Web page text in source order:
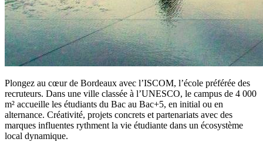
Plongez au cœur de Bordeaux avec l’ISCOM, l’école préférée des
recruteurs. Dans une ville classée à l’UNESCO, le campus de 4 000
m² accueille les étudiants du Bac au Bac+5, en initial ou en
alternance. Créativité, projets concrets et partenariats avec des
marques influentes rythment la vie étudiante dans un écosystème
local dynamique.